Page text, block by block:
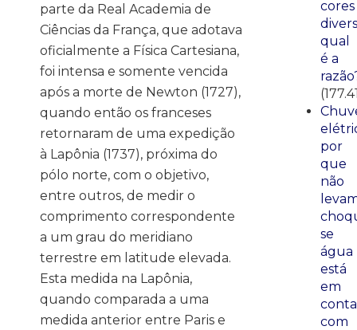
parte da Real Academia de
Ciências da França, que adotava
oficialmente a Física Cartesiana,
foi intensa e somente vencida
após a morte de Newton (1727),
quando então os franceses
retornaram de uma expedição
à Lapônia (1737), próxima do
pólo norte, com o objetivo,
entre outros, de medir o
comprimento correspondente
a um grau do meridiano
terrestre em latitude elevada.
Esta medida na Lapônia,
quando comparada a uma
medida anterior entre Paris e
cores
qual
é a
por
que
não
se
água
está
em
com